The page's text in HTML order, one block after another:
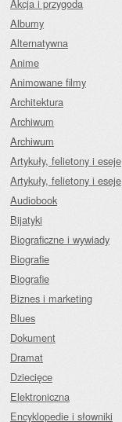
Akcja i przygoda
Albumy
Alternatywna
Anime
Animowane filmy
Architektura
Archiwum
Archiwum
Artykuły, felietony i eseje
Artykuły, felietony i eseje
Audiobook
Bijatyki
Biograficzne i wywiady
Biografie
Biografie
Biznes i marketing
Blues
Dokument
Dramat
Dziecięce
Elektroniczna
Encyklopedie i słowniki